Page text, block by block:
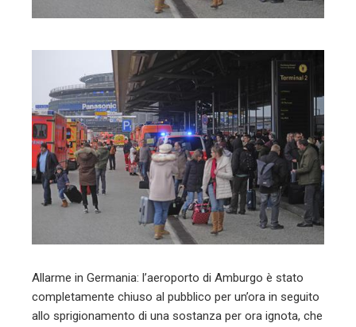
Allarme in Germania: l’aeroporto di Amburgo è stato
completamente chiuso al pubblico per un’ora in seguito
allo sprigionamento di una sostanza per ora ignota, che